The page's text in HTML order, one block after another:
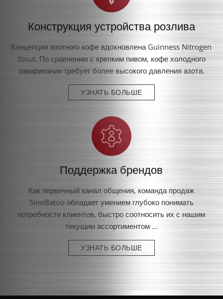
Конструкция устройства розлива
Концепция азотного кофе вдохновлена Guinness Nitrogen
Stout. По сравнению с крепким пивом, кофе холодного
заваривания требует более высокого давления азота.
УЗНАТЬ БОЛЬШЕ
Поддержка брендов
Как первичный канал общения, команда продаж
SinoBatoo обладает умением глубоко понимать
потребности клиентов, быстро соотносить их с нашим
текущим ассортиментом ...
УЗНАТЬ БОЛЬШЕ